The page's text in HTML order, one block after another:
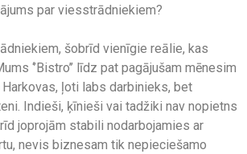
par viesstrādniekiem?
šobrīd vienīgie reālie, kas
‘’Bistro’’ līdz pat pagājušam mēnesim
ļoti labs darbinieks, bet
Indieši, ķīnieši vai tadžiki nav nopietns
joprojām stabili nodarbojamies ar
nevis biznesam tik nepieciešamo